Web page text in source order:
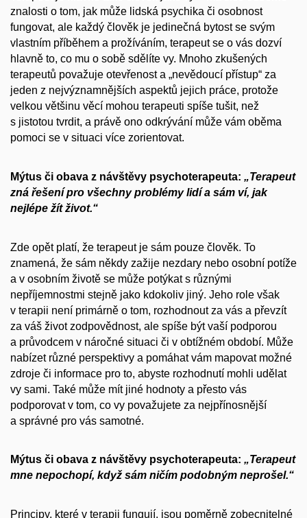
znalosti o tom, jak může lidská psychika či osobnost
fungovat, ale každý člověk je jedinečná bytost se svým
vlastním příběhem a prožíváním, terapeut se o vás dozví
hlavně to, co mu o sobě sdělíte vy. Mnoho zkušených
terapeutů považuje otevřenost a „nevědoucí přístup“ za
jeden z nejvýznamnějších aspektů jejich práce, protože
velkou většinu věcí mohou terapeuti spíše tušit, než
s jistotou tvrdit, a právě ono odkrývání může vám oběma
pomoci se v situaci více zorientovat.
Mýtus či obava z návštěvy psychoterapeuta: „Terapeut
zná řešení pro všechny problémy lidí a sám ví, jak
nejlépe žít život.“
Zde opět platí, že terapeut je sám pouze člověk. To
znamená, že sám někdy zažije nezdary nebo osobní potíže
a v osobním životě se může potýkat s různými
nepříjemnostmi stejně jako kdokoliv jiný. Jeho role však
v terapii není primárně o tom, rozhodnout za vás a převzít
za váš život zodpovědnost, ale spíše být vaší podporou
a průvodcem v náročné situaci či v obtížném období. Může
nabízet různé perspektivy a pomáhat vám mapovat možné
zdroje či informace pro to, abyste rozhodnutí mohli udělat
vy sami. Také může mít jiné hodnoty a přesto vás
podporovat v tom, co vy považujete za nejpřínosnější
a správné pro vás samotné.
Mýtus či obava z návštěvy psychoterapeuta: „Terapeut
mne nepochopí, když sám ničím podobným neprošel.“
Principy, které v terapii fungují, jsou poměrně zobecnitelné